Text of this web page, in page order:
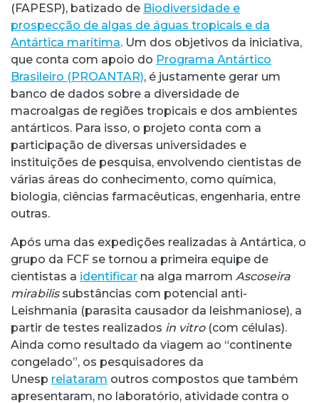
(FAPESP), batizado de Biodiversidade e
prospecção de algas de águas tropicais e da
Antártica marítima. Um dos objetivos da iniciativa,
que conta com apoio do Programa Antártico
Brasileiro (PROANTAR), é justamente gerar um
banco de dados sobre a diversidade de
macroalgas de regiões tropicais e dos ambientes
antárticos. Para isso, o projeto conta com a
participação de diversas universidades e
instituições de pesquisa, envolvendo cientistas de
várias áreas do conhecimento, como química,
biologia, ciências farmacêuticas, engenharia, entre
outras.
Após uma das expedições realizadas à Antártica, o
grupo da FCF se tornou a primeira equipe de
cientistas a identificar na alga marrom Ascoseira
mirabilissubstâncias com potencial anti-
Leishmania (parasita causador da leishmaniose), a
partir de testes realizados in vitro (com células).
Ainda como resultado da viagem ao “continente
congelado”, os pesquisadores da
Unesp relataram outros compostos que também
apresentaram, no laboratório, atividade contra o